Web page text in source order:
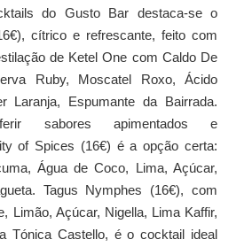
do Gusto Bar destaca-se o
cítrico e refrescante, feito com
de Ketel One com Caldo De
Ruby, Moscatel Roxo, Ácido
Laranja, Espumante da Bairrada.
sabores apimentados e
of Spices (16€) é a opção certa:
Água de Coco, Lima, Açúcar,
Tagus Nymphes (16€), com
Limão, Açúcar, Nigella, Lima Kaffir,
Tónica Castello, é o cocktail ideal